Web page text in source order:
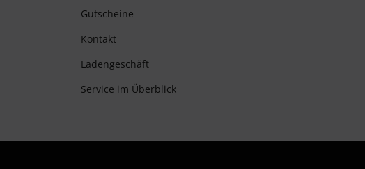
Gutscheine
Kontakt
Ladengeschäft
Service im Überblick